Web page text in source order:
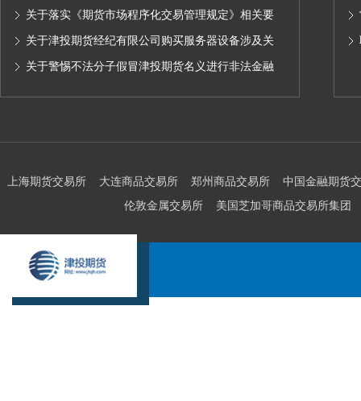
业的公告
关于落实《期货市场程序化交易管理规定》相关要
求,无限易终端版本调整及客户通知
关于津投期货经纪有限公司购买服务器设备涉及关
联交易情况的公示
关于警惕不法分子假冒津投期货名义进行非法金融
上海期货交易所 大连商品交易所 郑州商品交易所
中国金融期货
伦敦金属交易所
美国芝加哥商品交易所集团